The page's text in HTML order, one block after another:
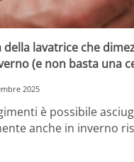
della lavatrice che
(e non basta una
2025
è possibile
anche in inverno